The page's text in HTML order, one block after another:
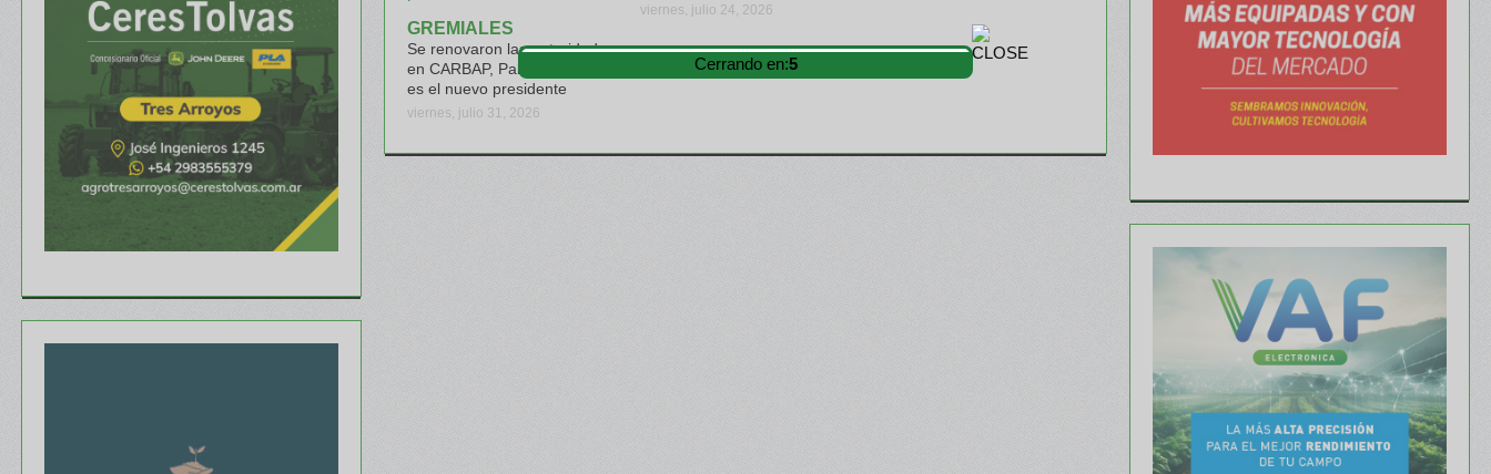
GREMIALES
Se renovaron las autoridades
en CARBAP, Pablo Ginestet
es el nuevo presidente
viernes, julio 31, 2026
viernes, julio 24, 2026
Cerrando en:4